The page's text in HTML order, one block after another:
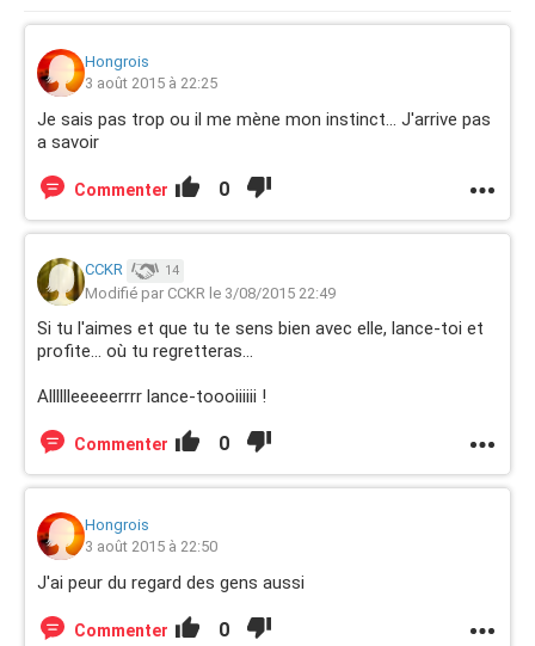
Hongrois
3 août 2015 à 22:25
Je sais pas trop ou il me mène mon instinct... J'arrive pas
a savoir
Commenter 0
CCKR 14
Modifié par CCKR le 3/08/2015 22:49
Si tu l'aimes et que tu te sens bien avec elle, lance-toi et
profite... où tu regretteras...
Alllllleeeeerrrr lance-toooiiiiii !
Commenter 0
Hongrois
3 août 2015 à 22:50
J'ai peur du regard des gens aussi
Commenter 0